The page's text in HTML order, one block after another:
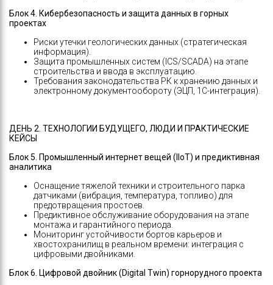
Блок 4. Кибербезопасность и защита данных в горных
проектах
Риски утечки геологических данных (стратегическая
информация).
Защита промышленных систем (ICS/SCADA) на этапе
строительства и ввода в эксплуатацию.
Требования законодательства РК к хранению данных и
электронному документообороту (ЭЦП, 1С-интеграция).
ДЕНЬ 2. ТЕХНОЛОГИИ БУДУЩЕГО, ЛЮДИ И ПРАКТИЧЕСКИЕ
КЕЙСЫ
Блок 5. Промышленный интернет вещей (IIoT) и предиктивная
аналитика
Оснащение тяжелой техники и строительного парка
датчиками (вибрация, температура, топливо) для
предотвращения простоев.
Предиктивное обслуживание оборудования на этапе
монтажа и гарантийного периода.
Мониторинг устойчивости бортов карьеров и
хвостохранилищ в реальном времени: интеграция с
цифровыми двойниками.
Блок 6. Цифровой двойник (Digital Twin) горнорудного проекта